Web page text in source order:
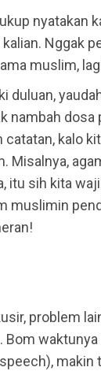
nyatakan
Nggak
muslim,
duluan,
nambah dosa
kalo
Misalnya,
itu sih kita
muslimin
problem
Bom
makin